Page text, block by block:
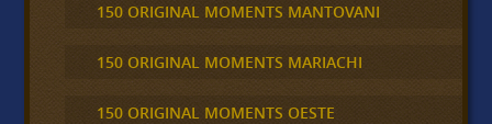
150 ORIGINAL MOMENTS MANTOVANI
150 ORIGINAL MOMENTS MARIACHI
150 ORIGINAL MOMENTS OESTE